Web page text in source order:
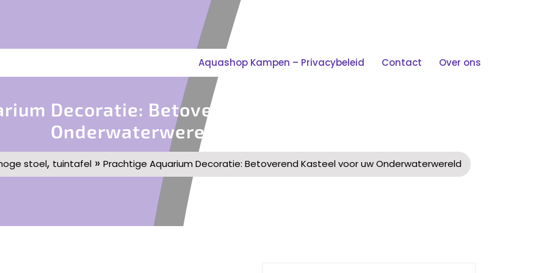
Aquashop Kampen – Privacybeleid Contact Over ons
Decoratie: Betoverend Kasteel Voor Uw
Onderwaterwereld
stoel, tuintafel » Prachtige Aquarium Decoratie: Betoverend Kasteel voor uw Onderwaterwereld